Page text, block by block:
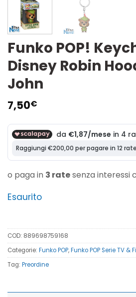
Funko POP!
Disney Robin
John
7,50€
o paga in 3 ratesenza interessi
Esaurito
COD: 889698759168
Categorie: Funko POP,Funko POP Serie TV &
Tag: Preordine